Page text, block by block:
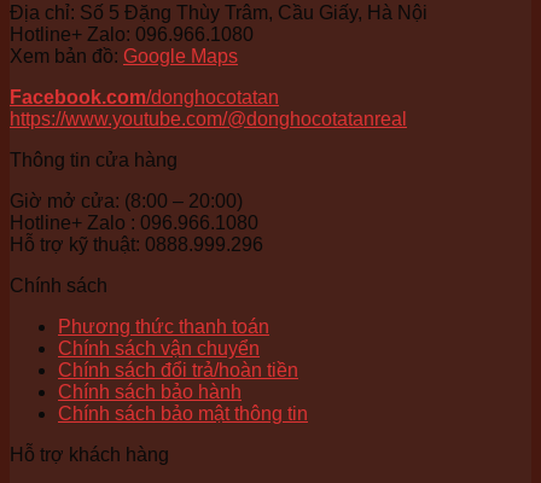
Địa chỉ: Số 5 Đặng Thùy Trâm, Cầu Giấy, Hà Nội
Hotline+ Zalo: 096.966.1080
Xem bản đồ: Google Maps
Facebook.com/donghocotatan
https://www.youtube.com/@donghocotatanreal
Thông tin cửa hàng
Giờ mở cửa: (8:00 – 20:00)
Hotline+ Zalo : 096.966.1080
Hỗ trợ kỹ thuật: 0888.999.296
Chính sách
Phương thức thanh toán
Chính sách vận chuyển
Chính sách đổi trả/hoàn tiền
Chính sách bảo hành
Chính sách bảo mật thông tin
Hỗ trợ khách hàng